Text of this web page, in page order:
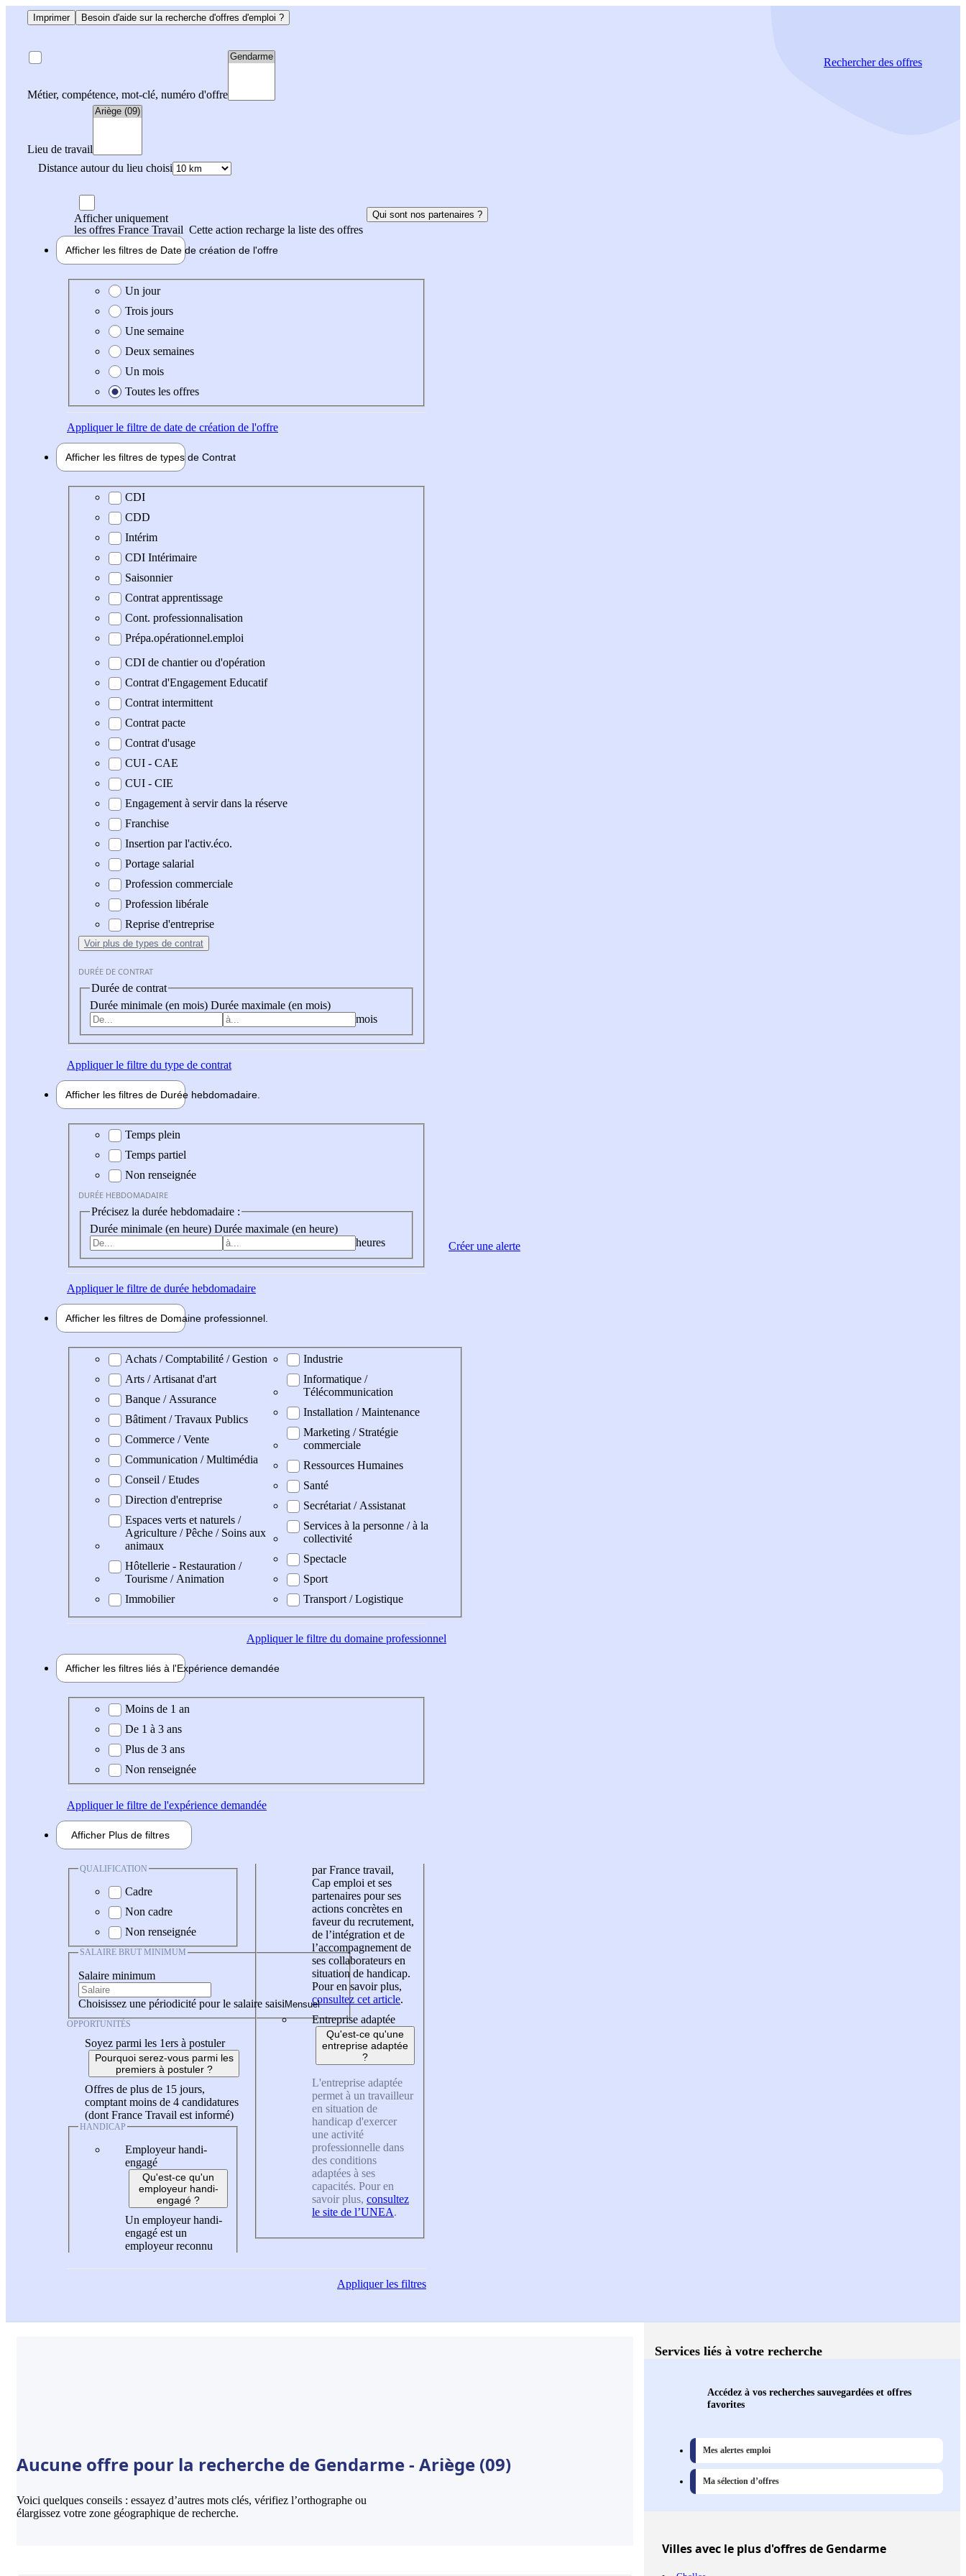
Imprimer Besoin d'aide sur la recherche d'offres d'emploi ?
Métier, compétence, mot-clé, numéro d'offre
Lieu de travail
Distance autour du lieu choisi
Rechercherdes offres
Afficher uniquement
les offres France Travail Cette action recharge la liste des offres
Qui sont nos partenaires ?
Afficher les filtres de Date de création de l'offre
Date de création de l'offre
Un jour
Trois jours
Une semaine
Deux semaines
Un mois
Toutes les offres
Appliquerle filtre de date de création de l'offre
Afficher les filtres de types de Contrat
Type de contrat
CDI
CDD
Intérim
CDI Intérimaire
Saisonnier
Contrat apprentissage
Cont. professionnalisation
Prépa.opérationnel.emploi
CDI de chantier ou d'opération
Contrat d'Engagement Educatif
Contrat intermittent
Contrat pacte
Contrat d'usage
CUI - CAE
CUI - CIE
Engagement à servir dans la réserve
Franchise
Insertion par l'activ.éco.
Portage salarial
Profession commerciale
Profession libérale
Reprise d'entreprise
Voir plus de types de contrat
DURÉE DE CONTRAT
Durée de contrat
Durée minimale (en mois) Durée maximale (en mois)
mois
Appliquerle filtre du type de contrat
Afficher les filtres de Durée hebdomadaire
Durée hebdomadaire
Temps plein
Temps partiel
Non renseignée
DURÉE HEBDOMADAIRE
Précisez la durée hebdomadaire :
Durée minimale (en heure) Durée maximale (en heure)
heures
Appliquerle filtre de durée hebdomadaire
Afficher les filtres de Domaine professionnel
Domaine professionel
Achats / Comptabilité / Gestion
Arts / Artisanat d'art
Banque / Assurance
Bâtiment / Travaux Publics
Commerce / Vente
Communication / Multimédia
Conseil / Etudes
Direction d'entreprise
Espaces verts et naturels /
Agriculture / Pêche / Soins aux
animaux
Hôtellerie - Restauration /
Tourisme / Animation
Immobilier
Industrie
Informatique /
Télécommunication
Installation / Maintenance
Marketing / Stratégie
commerciale
Ressources Humaines
Santé
Secrétariat / Assistanat
Services à la personne / à la
collectivité
Spectacle
Sport
Transport / Logistique
Appliquerle filtre du domaine professionnel
Afficher les filtres liés à l'Expérience demandée
Expérience demandée
Moins de 1 an
De 1 à 3 ans
Plus de 3 ans
Non renseignée
Appliquerle filtre de l'expérience demandée
Afficher Plus de filtres
QUALIFICATION
Cadre
Non cadre
Non renseignée
SALAIRE BRUT MINIMUM
Salaire minimum
Choisissez une périodicité pour le salaire saisi
OPPORTUNITÉS
Soyez parmi les 1ers à postuler
Pourquoi serez-vous parmi les
premiers à postuler ?
Offres de plus de 15 jours,
comptant moins de 4 candidatures
(dont France Travail est informé)
HANDICAP
Employeur handi-
engagé
Qu'est-ce qu'un
employeur handi-
engagé ?
Un employeur handi-
engagé est un
employeur reconnu
par France travail,
Cap emploi et ses
partenaires pour ses
actions concrètes en
faveur du recrutement,
de l’intégration et de
l’accompagnement de
ses collaborateurs en
situation de handicap.
Pour en savoir plus,
consultez cet article.
Entreprise adaptée
Qu'est-ce qu'une
entreprise adaptée
?
L'entreprise adaptée
permet à un travailleur
en situation de
handicap d'exercer
une activité
professionnelle dans
des conditions
adaptées à ses
capacités. Pour en
savoir plus, consultez
le site de l’UNEA.
Appliquerles filtres
Créer une alerte
Aucune offre pour la recherche de Gendarme - Ariège (09)
Voici quelques conseils : essayez d’autres mots clés, vérifiez l’orthographe ou
élargissez votre zone géographique de recherche.
Services liés à votre recherche
Accédez à vos recherches sauvegardées et offres
favorites
Mes alertes emploi
Ma sélection d’offres
Villesavec le plus d'offres de Gendarme